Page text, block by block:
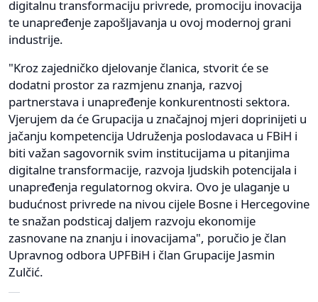
digitalnu transformaciju privrede, promociju inovacija
te unapređenje zapošljavanja u ovoj modernoj grani
industrije.
"Kroz zajedničko djelovanje članica, stvorit će se
dodatni prostor za razmjenu znanja, razvoj
partnerstava i unapređenje konkurentnosti sektora.
Vjerujem da će Grupacija u značajnoj mjeri doprinijeti u
jačanju kompetencija Udruženja poslodavaca u FBiH i
biti važan sagovornik svim institucijama u pitanjima
digitalne transformacije, razvoja ljudskih potencijala i
unapređenja regulatornog okvira. Ovo je ulaganje u
budućnost privrede na nivou cijele Bosne i Hercegovine
te snažan podsticaj daljem razvoju ekonomije
zasnovane na znanju i inovacijama", poručio je član
Upravnog odbora UPFBiH i član Grupacije Jasmin
Zulčić.